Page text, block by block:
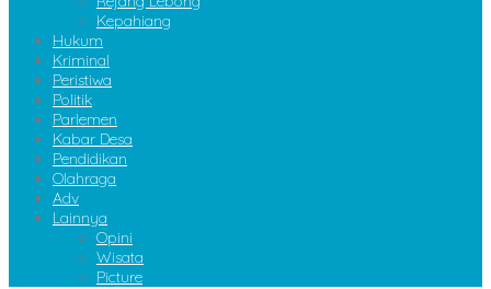
Kepahiang
Hukum
Kriminal
Peristiwa
Politik
Parlemen
Kabar Desa
Pendidikan
Olahraga
Adv
Lainnya
Opini
Wisata
Picture